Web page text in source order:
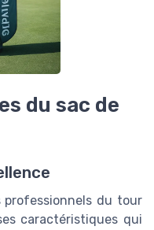
du sac de
professionnels du tour
caractéristiques qui